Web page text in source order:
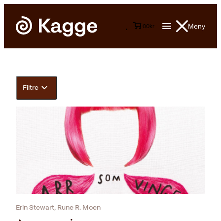
Meny
00kr
Filtre
Erin Stewart, Rune R. Moen